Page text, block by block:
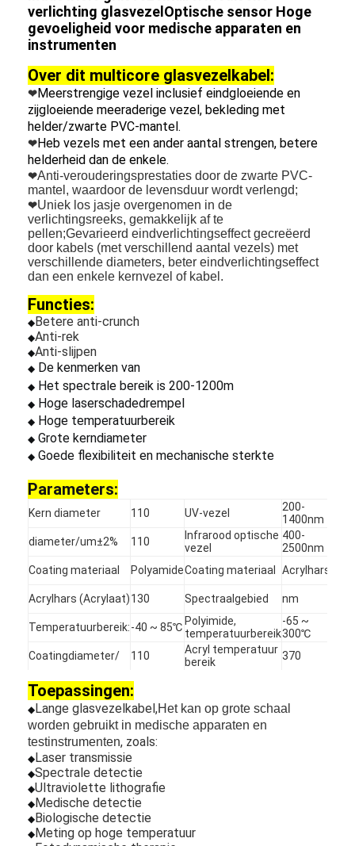
Thuis
Producten
Over ons
verlichting glasvezel Optische sensor Hoge
gevoeligheid voor medische apparaten en
instrumenten
Over dit multicore glasvezelkabel:
❤Meerstrengige vezel inclusief eindgloeiende en
zijgloeiende meeraderige vezel, bekleding met
helder/zwarte PVC-mantel.
❤Heb vezels met een ander aantal strengen, betere
helderheid dan de enkele.
❤Anti-verouderingsprestaties door de zwarte PVC-
mantel, waardoor de levensduur wordt verlengd;
❤Uniek los jasje overgenomen in de
verlichtingsreeks, gemakkelijk af te
pellen;Gevarieerd eindverlichtingseffect gecreëerd
door kabels (met verschillend aantal vezels) met
verschillende diameters, beter eindverlichtingseffect
dan een enkele kernvezel of kabel.
Functies:
◆Betere anti-crunch
◆Anti-rek
◆Anti-slijpen
◆ De kenmerken van
◆ Het spectrale bereik is 200-1200m
◆ Hoge laserschadedrempel
◆ Hoge temperatuurbereik
◆ Grote kerndiameter
◆ Goede flexibiliteit en mechanische sterkte
Parameters:
Kern diameter 110 UV-vezel
200-
1400nm
diameter/um±2%
110
Infrarood optische
vezel
400-
2500nm
Coating materiaal
PolyamideCoating materiaal Acrylhars
Acrylhars (Acrylaat)130 Spectraalgebied nm
Temperatuurbereik:-40 ~ 85℃ Polyimide,
temperatuurbereik
-65 ~
300℃
Coatingdiameter/
110
Acryl temperatuur
bereik
370
Toepassingen:
◆Lange glasvezelkabel,Het kan op grote schaal
worden gebruikt in medische apparaten en
testinstrumenten, zoals:
◆Laser transmissie
◆Spectrale detectie
◆Ultraviolette lithografie
◆Medische detectie
◆Biologische detectie
◆Meting op hoge temperatuur